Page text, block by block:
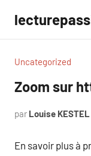
contenu
Uncategorized
Zoom sur
par Louise KESTEL
En savoir plus à